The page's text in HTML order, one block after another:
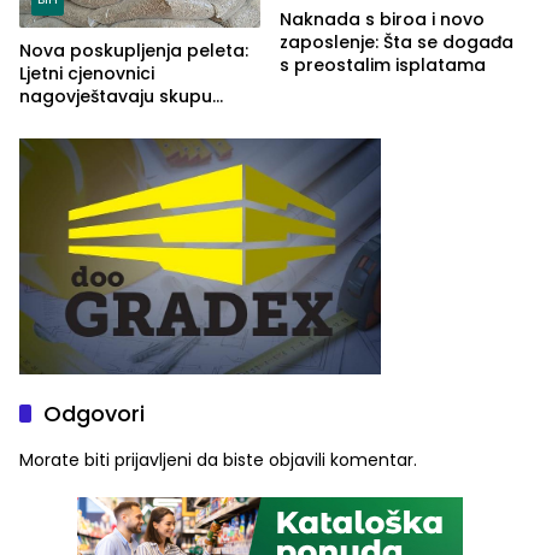
Nova poskupljenja peleta:
Ljetni cjenovnici
nagovještavaju skupu
Naknada s biroa i novo
zaposlenje: Šta se događa
s preostalim isplatama
Odgovori
Morate biti prijavljeni da biste objavili komentar.